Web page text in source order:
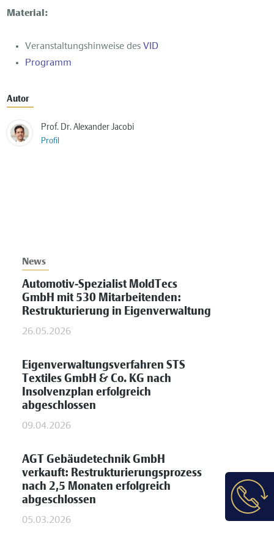
Material:
Veranstaltungshinweise desVID
Programm
Autor
Prof. Dr. Alexander Jacobi
Profil
News
Automotiv-Spezialist MoldTecs
GmbH mit 530 Mitarbeitenden:
Restrukturierung in Eigenverwaltung
26.05.2026
Eigenverwaltungsverfahren STS
Textiles GmbH & Co. KG nach
Insolvenzplan erfolgreich
abgeschlossen
09.04.2026
AGT Gebäudetechnik GmbH
verkauft: Restrukturierungsprozess
nach 2,5 Monaten erfolgreich
abgeschlossen
05.03.2026